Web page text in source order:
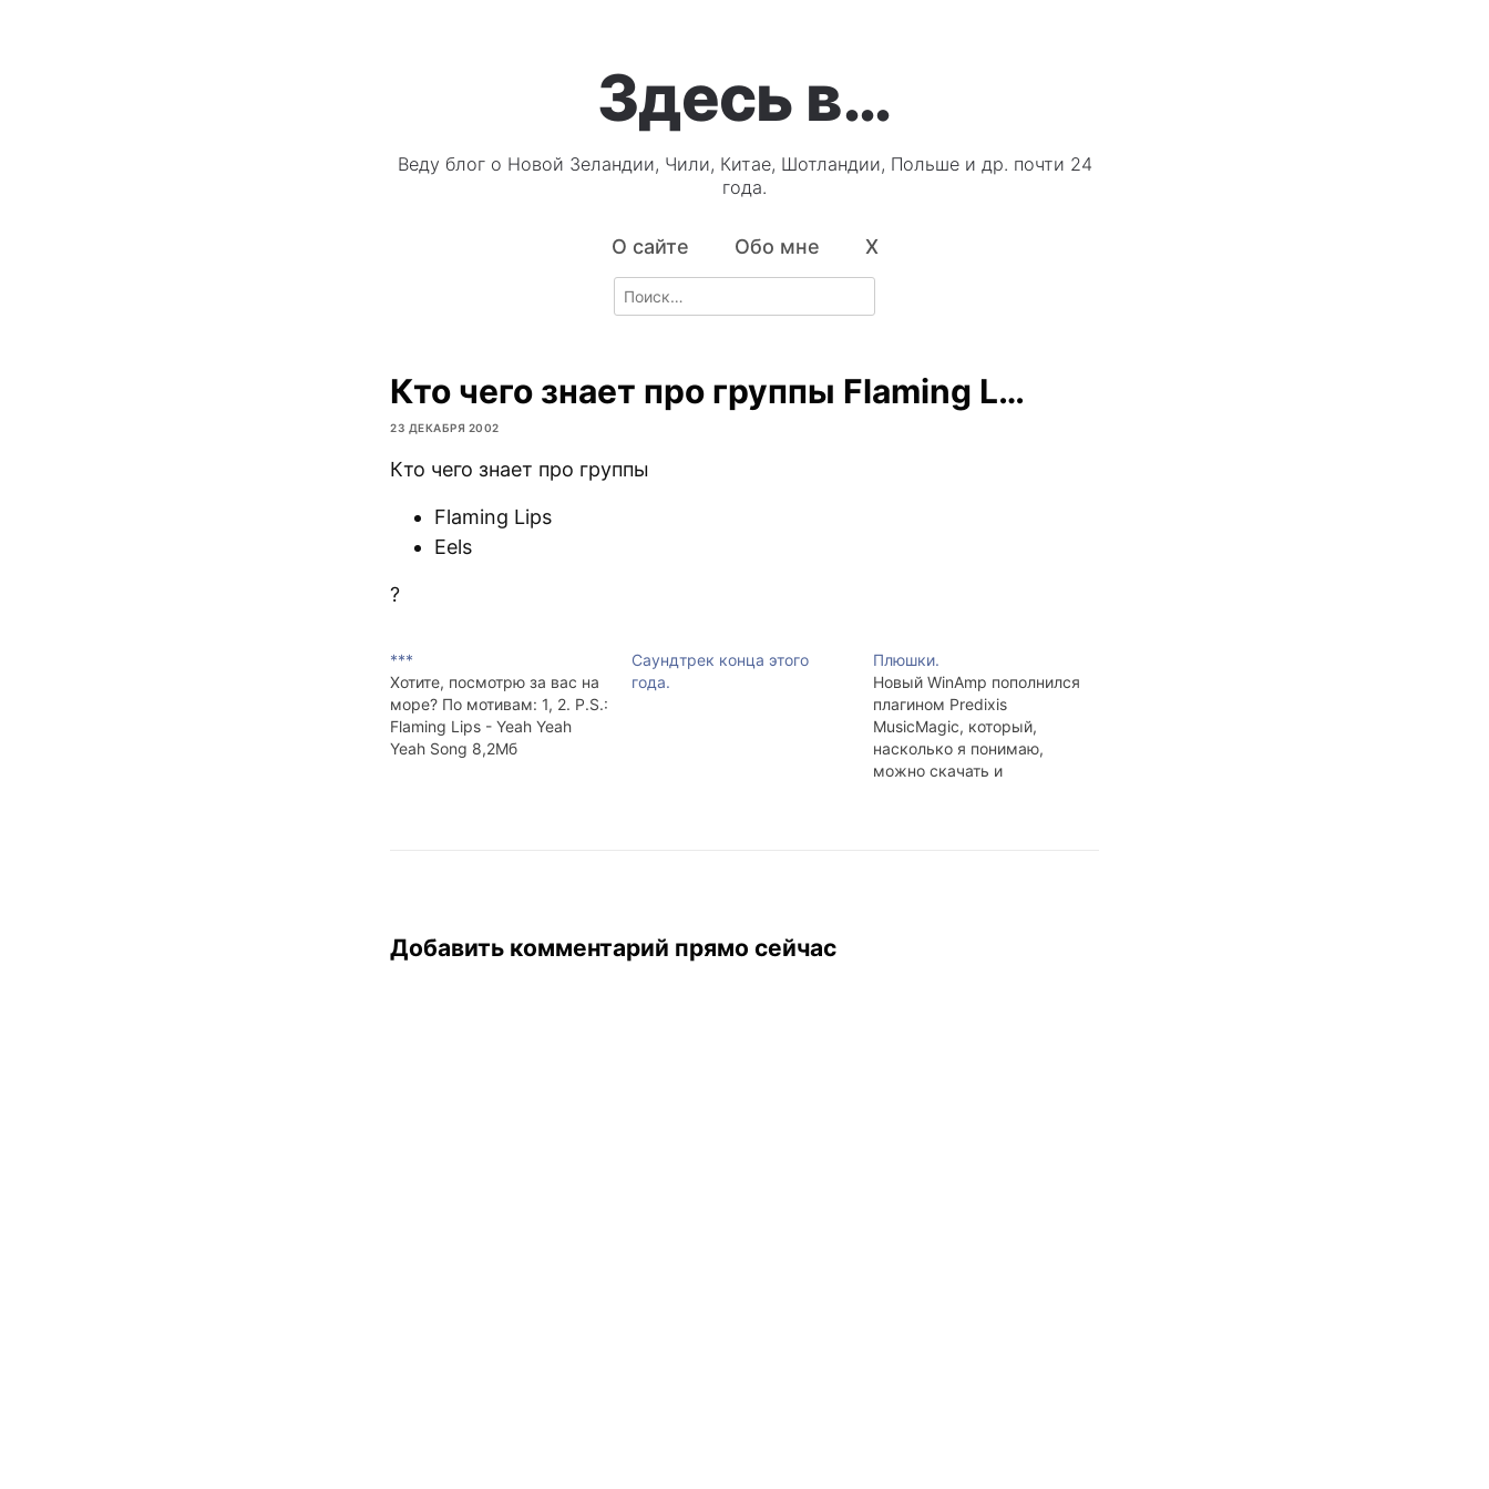
Здесь в…
Веду блог о Новой Зеландии, Чили, Китае, Шотландии, Польше и др. почти 24
года.
О сайте Обо мне X
Search
for:
Кто чего знает про группы Flaming L…
23 ДЕКАБРЯ 2002
Кто чего знает про группы
Flaming Lips
Eels
?
***
Хотите, посмотрю за вас на
море? По мотивам: 1, 2. P.S.:
Flaming Lips - Yeah Yeah
Yeah Song 8,2Мб
Саундтрек конца этого
года.
Плюшки.
Новый WinAmp пополнился
плагином Predixis
MusicMagic, который,
насколько я понимаю,
можно скачать и
Добавить комментарий прямо сейчас